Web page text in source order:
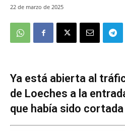
22 de marzo de 2025
Ya está abierta al
de Loeches a la
que había sido